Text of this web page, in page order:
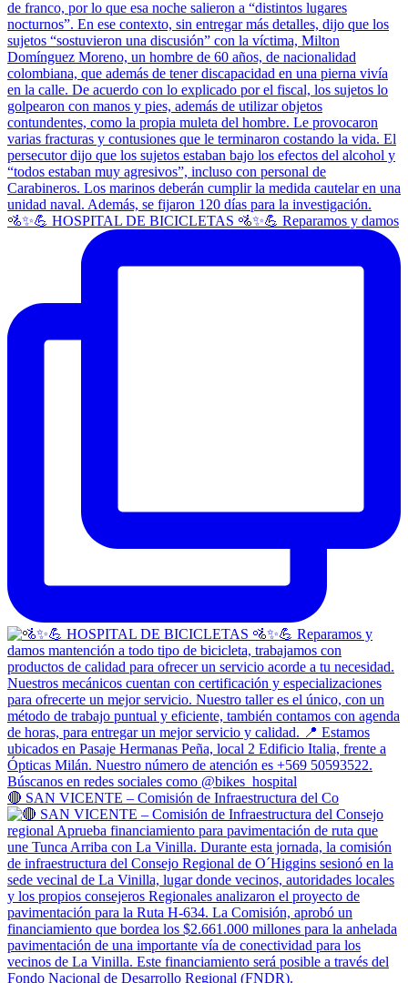
🚵✨💪 HOSPITAL DE BICICLETAS 🚵✨💪 Reparamos y damos
🔴 SAN VICENTE – Comisión de Infraestructura del Co